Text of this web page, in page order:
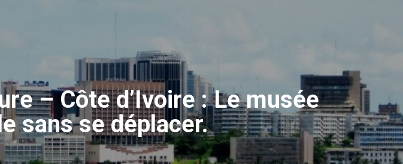
– Côte d’Ivoire : Le musée
sans se déplacer.